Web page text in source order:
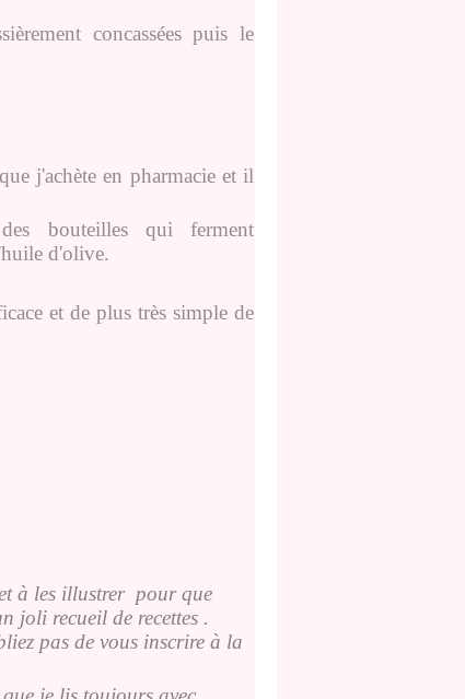
concassées puis le
j'achète en pharmacie et il
bouteilles qui ferment
d'olive.
et de plus très simple de
à les illustrer pour que
joli recueil de recettes .
pas de vous inscrire à la